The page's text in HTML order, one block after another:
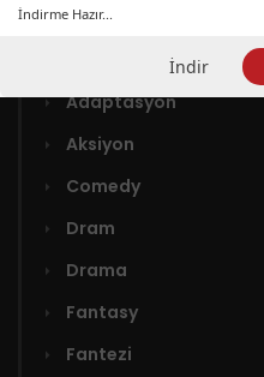
Adaptasyon
Aksiyon
Comedy
Dram
Drama
Fantasy
Fantezi
İndirme Hazır...
İndir